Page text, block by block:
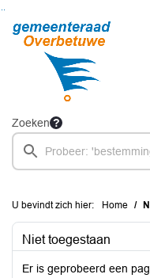
Zoeken
U bevindt zich hier: Home
Niet toegestaan
Er is geprobeerd een